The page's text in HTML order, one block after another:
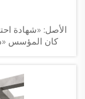
الأصل: «شهادة
كان المؤسس